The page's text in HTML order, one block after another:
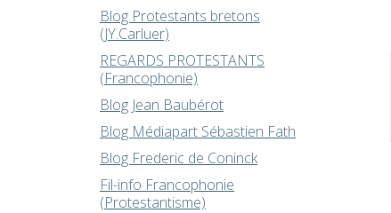
Blog Protestants bretons
(JY.Carluer)
REGARDS PROTESTANTS
(Francophonie)
Blog Jean Baubérot
Blog Médiapart Sébastien Fath
Blog Frederic de Coninck
Fil-info Francophonie
(Protestantisme)